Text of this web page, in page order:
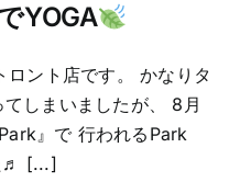
YOGA
ント店です。 かなりタ
しまいましたが、 8月
』で 行われるPark
♬ [...]